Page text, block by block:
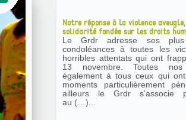
Notre réponse à la violence
solidarité fondée sur les droits
Le Grdr adresse ses plus
condoléances à toutes les
horribles attentats qui ont
13 novembre. Toutes nos
également à tous ceux qui
moments particulièrement
ailleurs le Grdr s’associe
au (…)...